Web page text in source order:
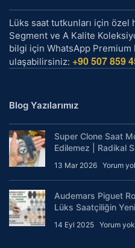
Lüks saat tutkunları için özel
Segment ve A Kalite
bilgi için WhatsApp Premium
ulaşabilirsiniz: +90 507 859
Blog Yazılarımız
Super Clone Saat
Edilemez | Radikal
13 Mar 2026 Yorum
Audemars Piguet
Lüks Saatçiliğin
14 Eyl 2025 Yorum yok